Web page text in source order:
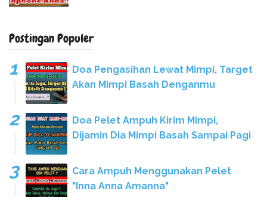
Postingan Populer
Doa Pengasihan Lewat Mimpi, Target
Akan Mimpi Basah Denganmu
Doa Pelet Ampuh Kirim Mimpi,
Dijamin Dia Mimpi Basah Sampai Pagi
Cara Ampuh Menggunakan Pelet
"Inna Anna Amanna"